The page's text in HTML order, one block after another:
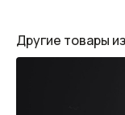
Другие товары